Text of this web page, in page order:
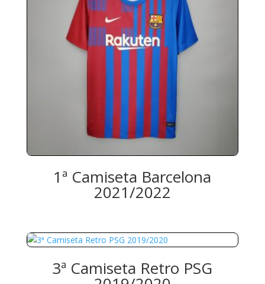
1ª Camiseta Barcelona
2021/2022
3ª Camiseta Retro PSG